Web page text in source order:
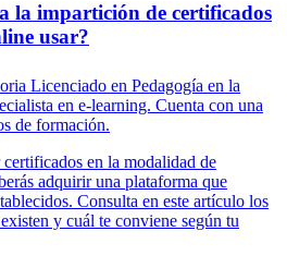
la impartición de certificados
usar?
Licenciado en Pedagogía en la
en e-learning. Cuenta con una
de formación.
en la modalidad de
adquirir una plataforma que
Consulta en este artículo los
y cuál te conviene según tu